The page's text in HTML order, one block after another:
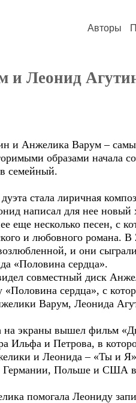
Авторы
и Леонид
и Анжелика Варум –
образами начала
семейный.
стала лиричная
написал для нее
еще несколько песен, с
и любовного романа. В
и они
«Половина сердца».
совместный диск
сердца», с
Варум, Леонида
экраны вышел фильм
Ильфа и Петрова, в
и Леонида – «Ты и
Германии, Польше и США в
помогала Леониду